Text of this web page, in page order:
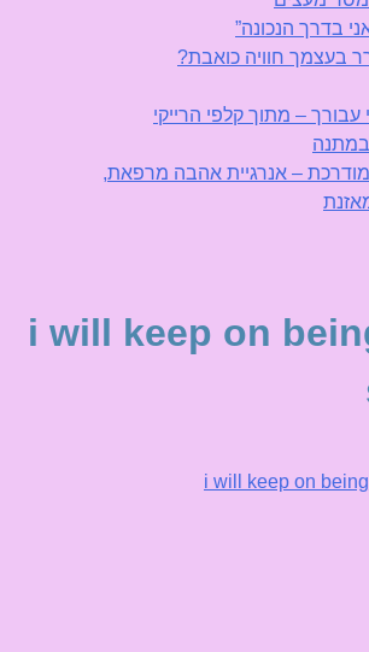
בדרך הנכונה”
בעצמך חוויה כואבת?
– מתוך קלפי הרייקי
– אנרגיית אהבה מרפאת,
i will keep on